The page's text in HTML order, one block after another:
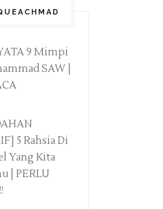
9 Mimpi
SAW |
5 Rahsia Di
Yang Kita
| PERLU